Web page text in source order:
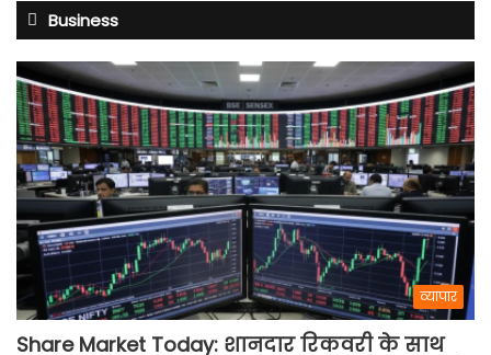
Business
व्यापार
Share Market Today: शानदार रिकवरी के साथ